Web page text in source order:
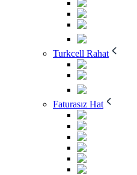
Turkcell Rahat
Faturasız Hat